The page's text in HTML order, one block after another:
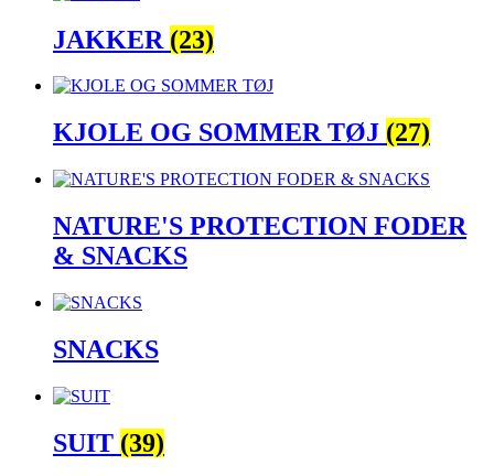
JAKKER (23)
KJOLE OG SOMMER TØJ (27)
NATURE'S PROTECTION FODER
& SNACKS
SNACKS
SUIT (39)